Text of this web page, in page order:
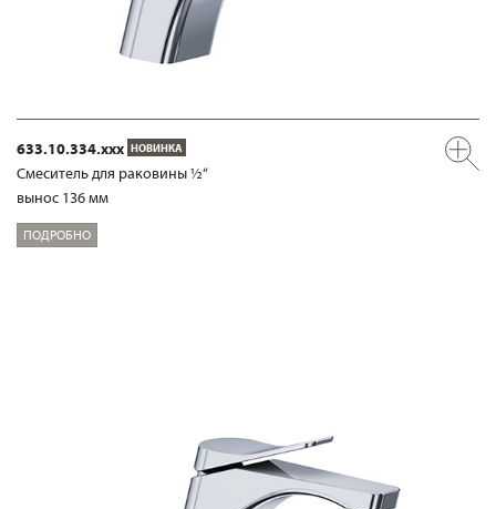
633.10.334.xxx НОВИНКА
Смеситель для раковины ½“
вынос 136 мм
ПОДРОБНО